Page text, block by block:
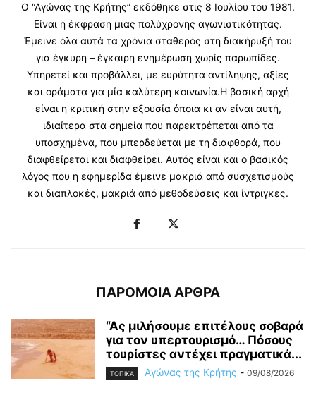
Ο “Αγώνας της Κρήτης” εκδόθηκε στις 8 Ιουλίου του 1981.
Είναι η έκφραση μιας πολύχρονης αγωνιστικότητας.
Έμεινε όλα αυτά τα χρόνια σταθερός στη διακήρυξή του
για έγκυρη – έγκαιρη ενημέρωση χωρίς παρωπίδες.
Υπηρετεί και προβάλλει, με ευρύτητα αντίληψης, αξίες
και οράματα για μία καλύτερη κοινωνία.Η βασική αρχή
είναι η κριτική στην εξουσία όποια κι αν είναι αυτή,
ιδιαίτερα στα σημεία που παρεκτρέπεται από τα
υποσχημένα, που μπερδεύεται με τη διαφθορά, που
διαφθείρεται και διαφθείρει. Αυτός είναι και ο βασικός
λόγος που η εφημερίδα έμεινε μακριά από συσχετισμούς
και διαπλοκές, μακριά από μεθοδεύσεις και ίντριγκες.
ΠΑΡΟΜΟΙΑ ΑΡΘΡΑ
“Ας μιλήσουμε επιτέλους σοβαρά
για τον υπερτουρισμό… Πόσους
τουρίστες αντέχει πραγματικά...
ΤΟΠΙΚΑ Αγώνας της Κρήτης - 09/08/2026